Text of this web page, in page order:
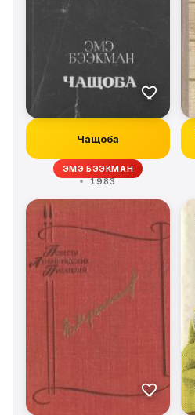
Чащоба
ЭМЭ БЭЭКМАН
1983